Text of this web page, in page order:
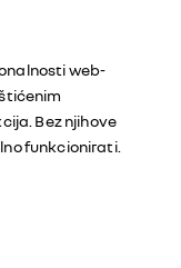
web-
Bez njihove
funkcionirati.